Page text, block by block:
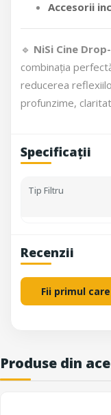
Accesorii
🔹 NiSi Cine
combinația
reducerea
profunzime,
Specificații
Tip Filtru
Recenzii
Fii primul
Produse din